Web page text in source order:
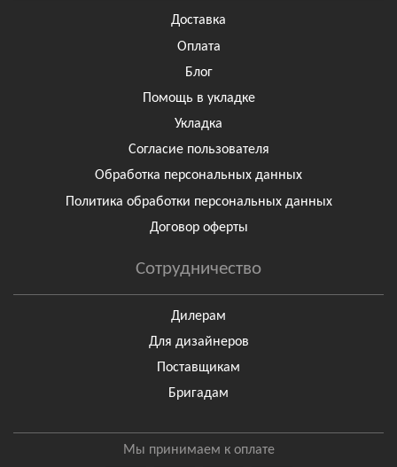
Доставка
Оплата
Блог
Помощь в укладке
Укладка
Согласие пользователя
Обработка персональных данных
Политика обработки персональных данных
Договор оферты
Сотрудничество
Дилерам
Для дизайнеров
Поставщикам
Бригадам
Мы принимаем к оплате